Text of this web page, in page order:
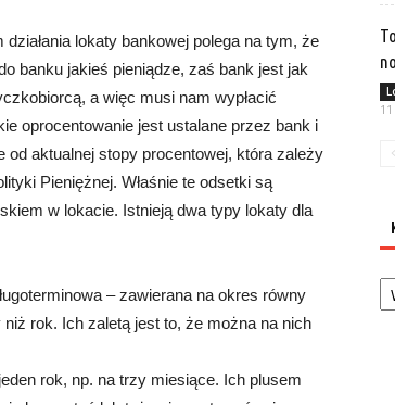
działania lokaty bankowej polega na tym, że
banku jakieś pieniądze, zaś bank jest jak
a więc musi nam wypłacić
oprocentowanie jest ustalane przez bank i
od aktualnej stopy procentowej, która zależy
Pieniężnej. Właśnie te odsetki są
w lokacie. Istnieją dwa typy lokaty dla
– zawierana na okres równy
niż rok. Ich zaletą jest to, że można na nich
rok, np. na trzy miesiące. Ich plusem